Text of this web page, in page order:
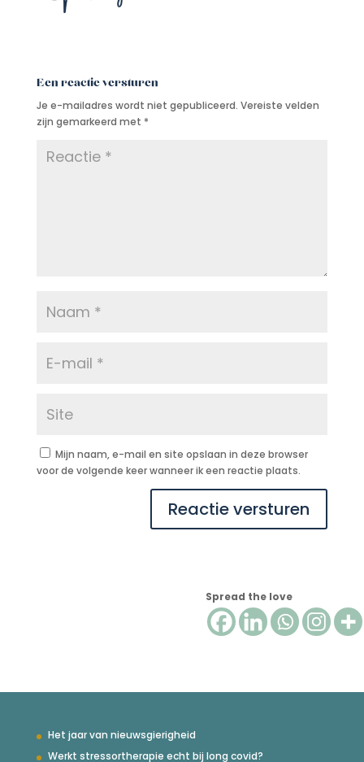
Een reactie versturen
Je e-mailadres wordt niet gepubliceerd. Vereiste velden
zijn gemarkeerd met *
Mijn naam, e-mail en site opslaan in deze browser
voor de volgende keer wanneer ik een reactie plaats.
Reactie versturen
Spread the love
Het jaar van nieuwsgierigheid
Werkt stressortherapie echt bij long covid?